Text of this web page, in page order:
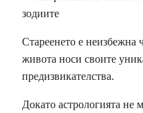
Стареенето е неизбежна
живота носи своите
предизвикателства.
Докато астрологията не